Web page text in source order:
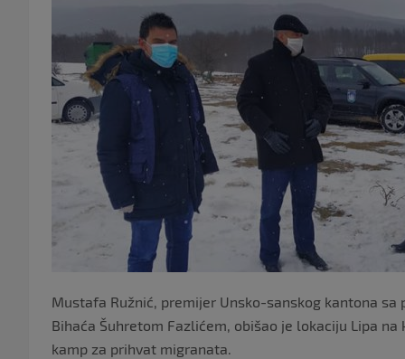
Mustafa Ružnić, premijer Unsko-sanskog kantona
Bihaća Šuhretom Fazlićem, obišao je lokaciju Lipa
kamp za prihvat migranata.